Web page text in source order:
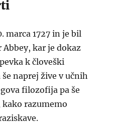
marca 1727 in je bil
kar je dokaz
k človeški
naprej žive v učnih
filozofija pa še
razumemo